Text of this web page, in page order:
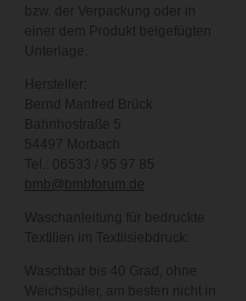
bzw. der Verpackung oder in
einer dem Produkt beigefügten
Unterlage.
Hersteller:
Bernd Manfred Brück
Bahnhostraße 5
54497 Morbach
Tel.: 06533 / 95 97 85
bmb@bmbforum.de
Waschanleitung für bedruckte
Textilien im Textilsiebdruck:
Waschbar bis 40 Grad, ohne
Weichspüler, am besten nicht in